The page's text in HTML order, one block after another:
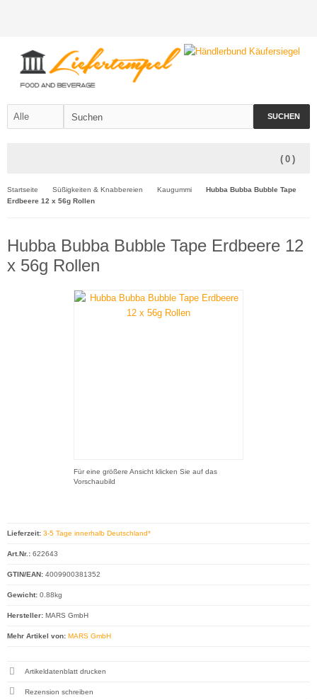
SUCHEN
( 0 )
Startseite Süßigkeiten & Knabbereien Kaugummi
Hubba Bubba Bubble Tape
Erdbeere 12 x 56g Rollen
Hubba Bubba Bubble Tape Erdbeere 12
x 56g Rollen
Für eine größere Ansicht klicken Sie auf das
Vorschaubild
Lieferzeit: 3-5 Tage innerhalb Deutschland*
Art.Nr.: 622643
GTIN/EAN: 4009900381352
Gewicht: 0.88kg
Hersteller: MARS GmbH
Mehr Artikel von: MARS GmbH
Artikeldatenblatt drucken
Rezension schreiben